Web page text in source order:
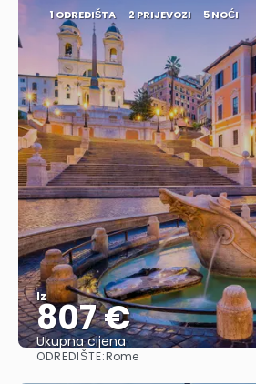
1 ODREDIŠTA 2 PRIJEVOZI 5 NOĆI
Iz
807 €
Ukupna cijena
ODREDIŠTE:Rome